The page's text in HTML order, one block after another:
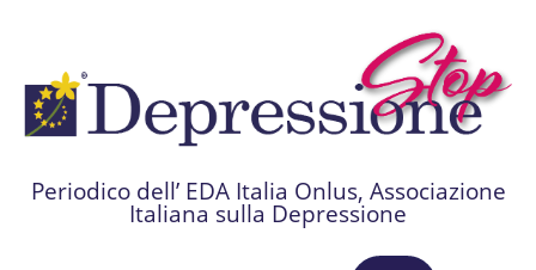
Periodico dell’ EDA Italia Onlus, Associazione
Italiana sulla Depressione